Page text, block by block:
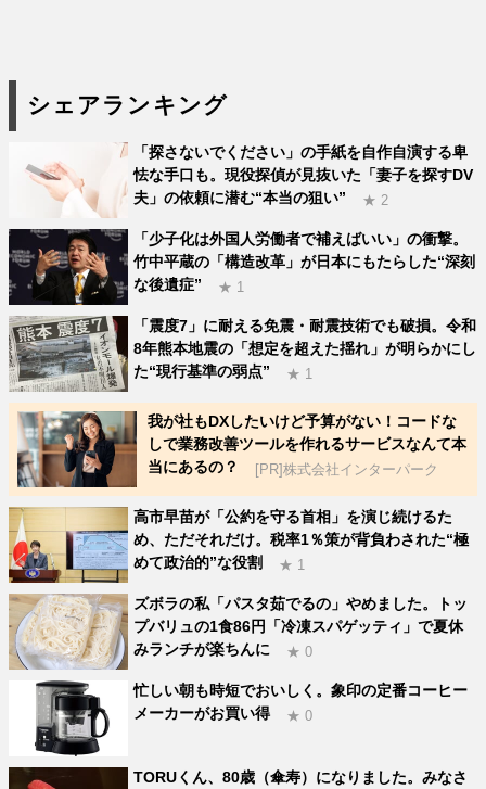
シェアランキング
「探さないでください」の手紙を自作自演する卑
怯な手口も。現役探偵が見抜いた「妻子を探すDV
夫」の依頼に潜む“本当の狙い”
★ 2
「少子化は外国人労働者で補えばいい」の衝撃。
竹中平蔵の「構造改革」が日本にもたらした“深刻
な後遺症”
★ 1
「震度7」に耐える免震・耐震技術でも破損。令和
8年熊本地震の「想定を超えた揺れ」が明らかにし
た“現行基準の弱点”
★ 1
我が社もDXしたいけど予算がない！コードな
しで業務改善ツールを作れるサービスなんて本
当にあるの？
[PR]株式会社インターパーク
高市早苗が「公約を守る首相」を演じ続けるた
め、ただそれだけ。税率1％策が背負わされた“極
めて政治的”な役割
★ 1
ズボラの私「パスタ茹でるの」やめました。トッ
プバリュの1食86円「冷凍スパゲッティ」で夏休
みランチが楽ちんに
★ 0
忙しい朝も時短でおいしく。象印の定番コーヒー
メーカーがお買い得
★ 0
TORUくん、80歳（傘寿）になりました。みなさ